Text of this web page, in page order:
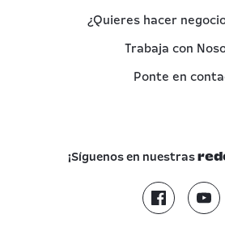
¿Quieres hacer
Trabaja con
Ponte en
¡Síguenos en nuestras